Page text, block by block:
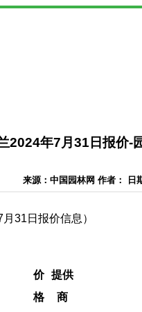
2024年7月31日报价-
来源：中国园林网 作者： 日
31日报价信息）
价
格
提供
商